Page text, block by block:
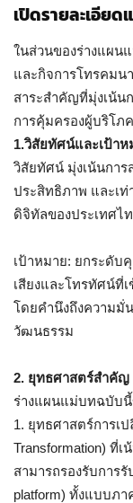
เปิดรายละเอีย
ในส่วนของร่างแผน
และกิจการโทรคมน
สาระสำคัญที่มุ่งเน้น
การคุ้มครองผู้บริโภ
1.วิสัยทัศน์และเป้า
วิสัยทัศน์ มุ่งเน้นการ
ประสิทธิภาพ และเท่
ดิจิทัลของประเทศไ
เป้าหมาย: ยกระดับ
เสียงและโทรทัศน์ที่
โดยคำนึงถึงความมั่
วัฒนธรรม
2. ยุทธศาสตร์สำคัญ
ร่างแผนแม่บทฉบับ
1. ยุทธศาสตร์การเ
Transformation) ที่เ
สามารถรองรับการ
platform) ทั้งแบบภ